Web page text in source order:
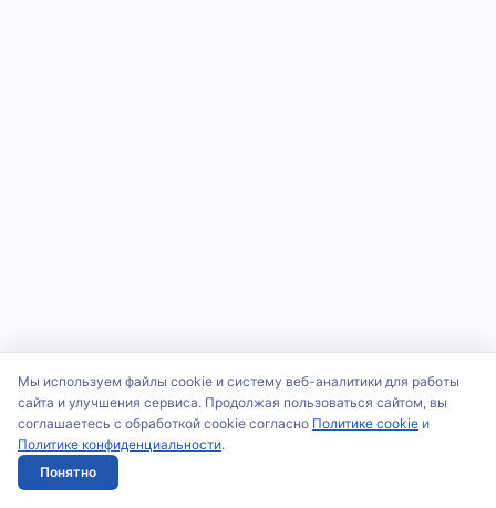
Мы используем файлы cookie и систему веб-аналитики для работы
сайта и улучшения сервиса. Продолжая пользоваться сайтом, вы
соглашаетесь с обработкой cookie согласно Политике cookie и
Политике конфиденциальности.
Понятно